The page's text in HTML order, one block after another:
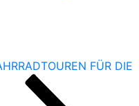
FÜR DIE